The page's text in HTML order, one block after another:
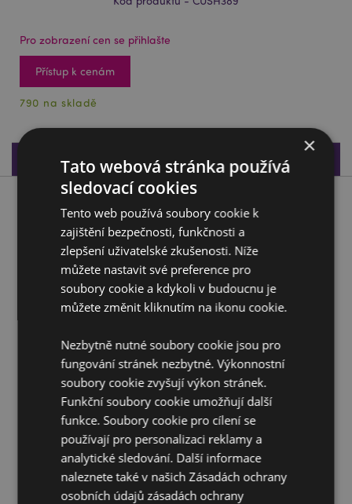
Pro zobrazení cen se přihlašte
Přístup k cenám
790 na skladě
Specifikace produktu
Popis produktu
Plyšová hračka Squidglys - Adoramals - Axolotl Maddie
Materiál: Velboa (odolná měkká plyšová tkanina)
Certifikace CE/UKCA:Ano
EN71:
Nevhodné pro děti: 0 - 3 let
A1:2014 hořlavé:Ano
Doplňující informace:
Chcete se dozvědět více o nákupu u Puckator?
Přečtěte si našehoprůvodce nákupem pro zákazníky.
Vlastnosti produktu
×
Tato webová stránka používá
sledovací cookies
Tento web používá soubory cookie k
zajištění bezpečnosti, funkčnosti a
zlepšení uživatelské zkušenosti. Níže
můžete nastavit své preference pro
soubory cookie a kdykoli v budoucnu je
můžete změnit kliknutím na ikonu cookie.
Nezbytně nutné soubory cookie jsou pro
fungování stránek nezbytné. Výkonnostní
soubory cookie zvyšují výkon stránek.
Funkční soubory cookie umožňují další
funkce. Soubory cookie pro cílení se
používají pro personalizaci reklamy a
analytické sledování. Další informace
naleznete také v našich Zásadách ochrany
osobních údajůzásadách ochrany